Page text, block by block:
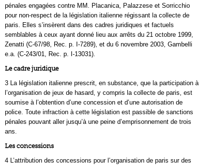
pénales engagées contre MM. Placanica, Palazzese et Sorricchio
pour non‑respect de la législation italienne régissant la collecte de
paris. Elles s’insèrent dans des cadres juridiques et factuels
semblables à ceux ayant donné lieu aux arrêts du 21 octobre 1999,
Zenatti (C‑67/98, Rec. p. I‑7289), et du 6 novembre 2003, Gambelli
e.a. (C‑243/01, Rec. p. I‑13031).
Le cadre juridique
3 La législation italienne prescrit, en substance, que la participation à
l’organisation de jeux de hasard, y compris la collecte de paris, est
soumise à l’obtention d’une concession et d’une autorisation de
police. Toute infraction à cette législation est passible de sanctions
pénales pouvant aller jusqu’à une peine d’emprisonnement de trois
ans.
Les concessions
4 L’attribution des concessions pour l’organisation de paris sur des